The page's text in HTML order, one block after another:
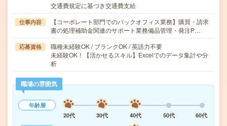
交通費規定に基づき交通費支給
仕事内容
【コーポレート部門でのバックオフィス業務】購買・請求
書の処理補助金関連のサポート業務備品管理・発注P…
応募資格
職種未経験OK / ブランクOK / 英語力不要
未経験OK！【活かせるスキル】Excelでのデータ集計や分
析
職場の雰囲気
年齢層
20代
30代 40代 50代
60代